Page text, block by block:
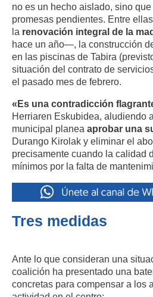
no es un hecho aislado, sino
promesas pendientes. Entre
la renovación integral de la
hace un año—, la construcción
en las piscinas de Tabira
situación del contrato de
el pasado mes de febrero.
«Es una contradicción
Herriaren Eskubidea, aludiendo
municipal planea aprobar una
Durango Kirolak y eliminar el
precisamente cuando la calidad
mínimos por la falta de
Tres medidas
Ante lo que consideran una
coalición ha presentado una
concretas para compensar a los